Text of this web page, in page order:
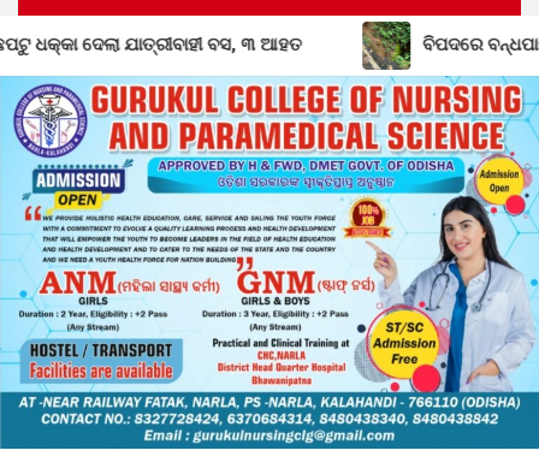
୩ ଆହତ ବିପଦରେ ବନ୍ଧପାରି-ଲାଞ୍ଜିଗଡ଼ ରାସ୍ତା: ବର୍ଷାରେ